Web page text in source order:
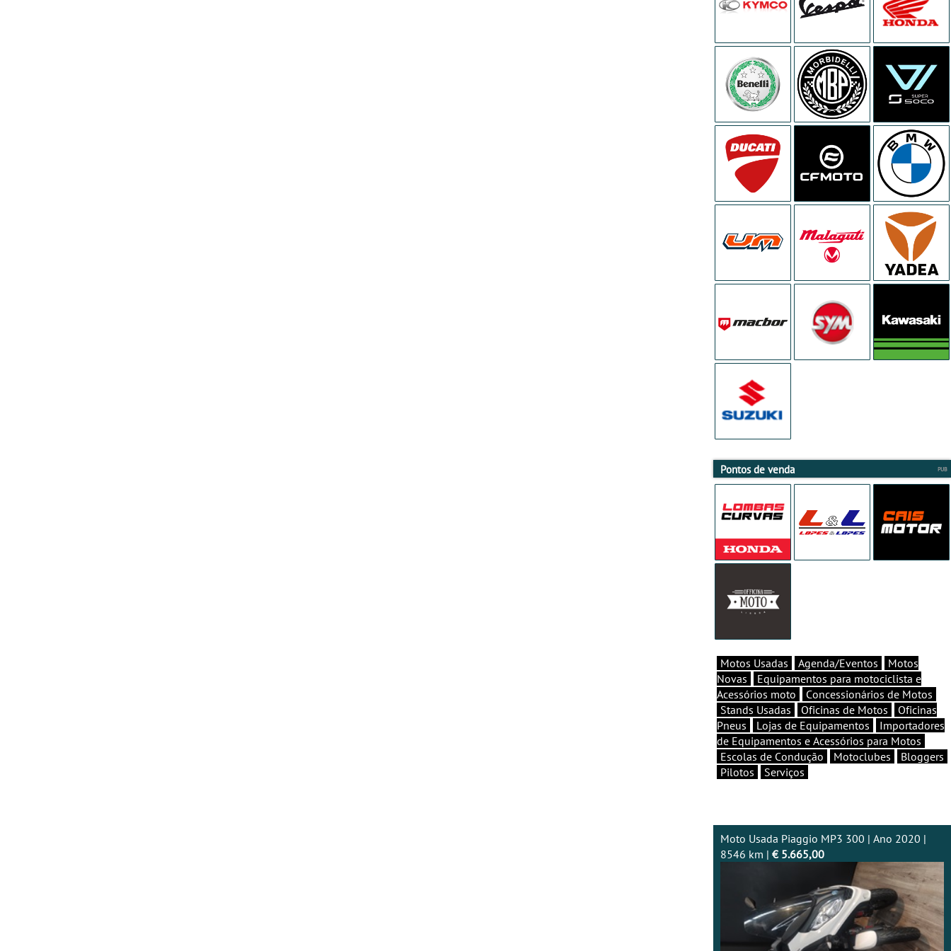
Pontos de venda
Motos Usadas Agenda/Eventos
Motos
Novas
Equipamentos para motociclista e
Acessórios moto
Concessionários de Motos
Stands Usadas
Oficinas de Motos
Oficinas
Pneus
Lojas de Equipamentos
Importadores
de Equipamentos e Acessórios para Motos
Escolas de Condução
Motoclubes
Bloggers
Pilotos
Serviços
Moto Usada Piaggio MP3 300 | Ano 2020 |
8546 km | € 5.665,00